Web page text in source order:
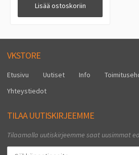
Lisää ostoskoriin
VKSTORE
Etusivu Uutiset Info
Yhteystiedot
TILAA UUTISKIRJEEMME
Tilaamalla uutiskirjeemme saat uusimmat